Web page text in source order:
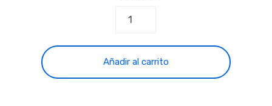
Añadir al carrito